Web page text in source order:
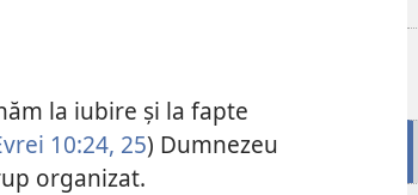
la iubire și la fapte
10:24, 25) Dumnezeu
organizat.